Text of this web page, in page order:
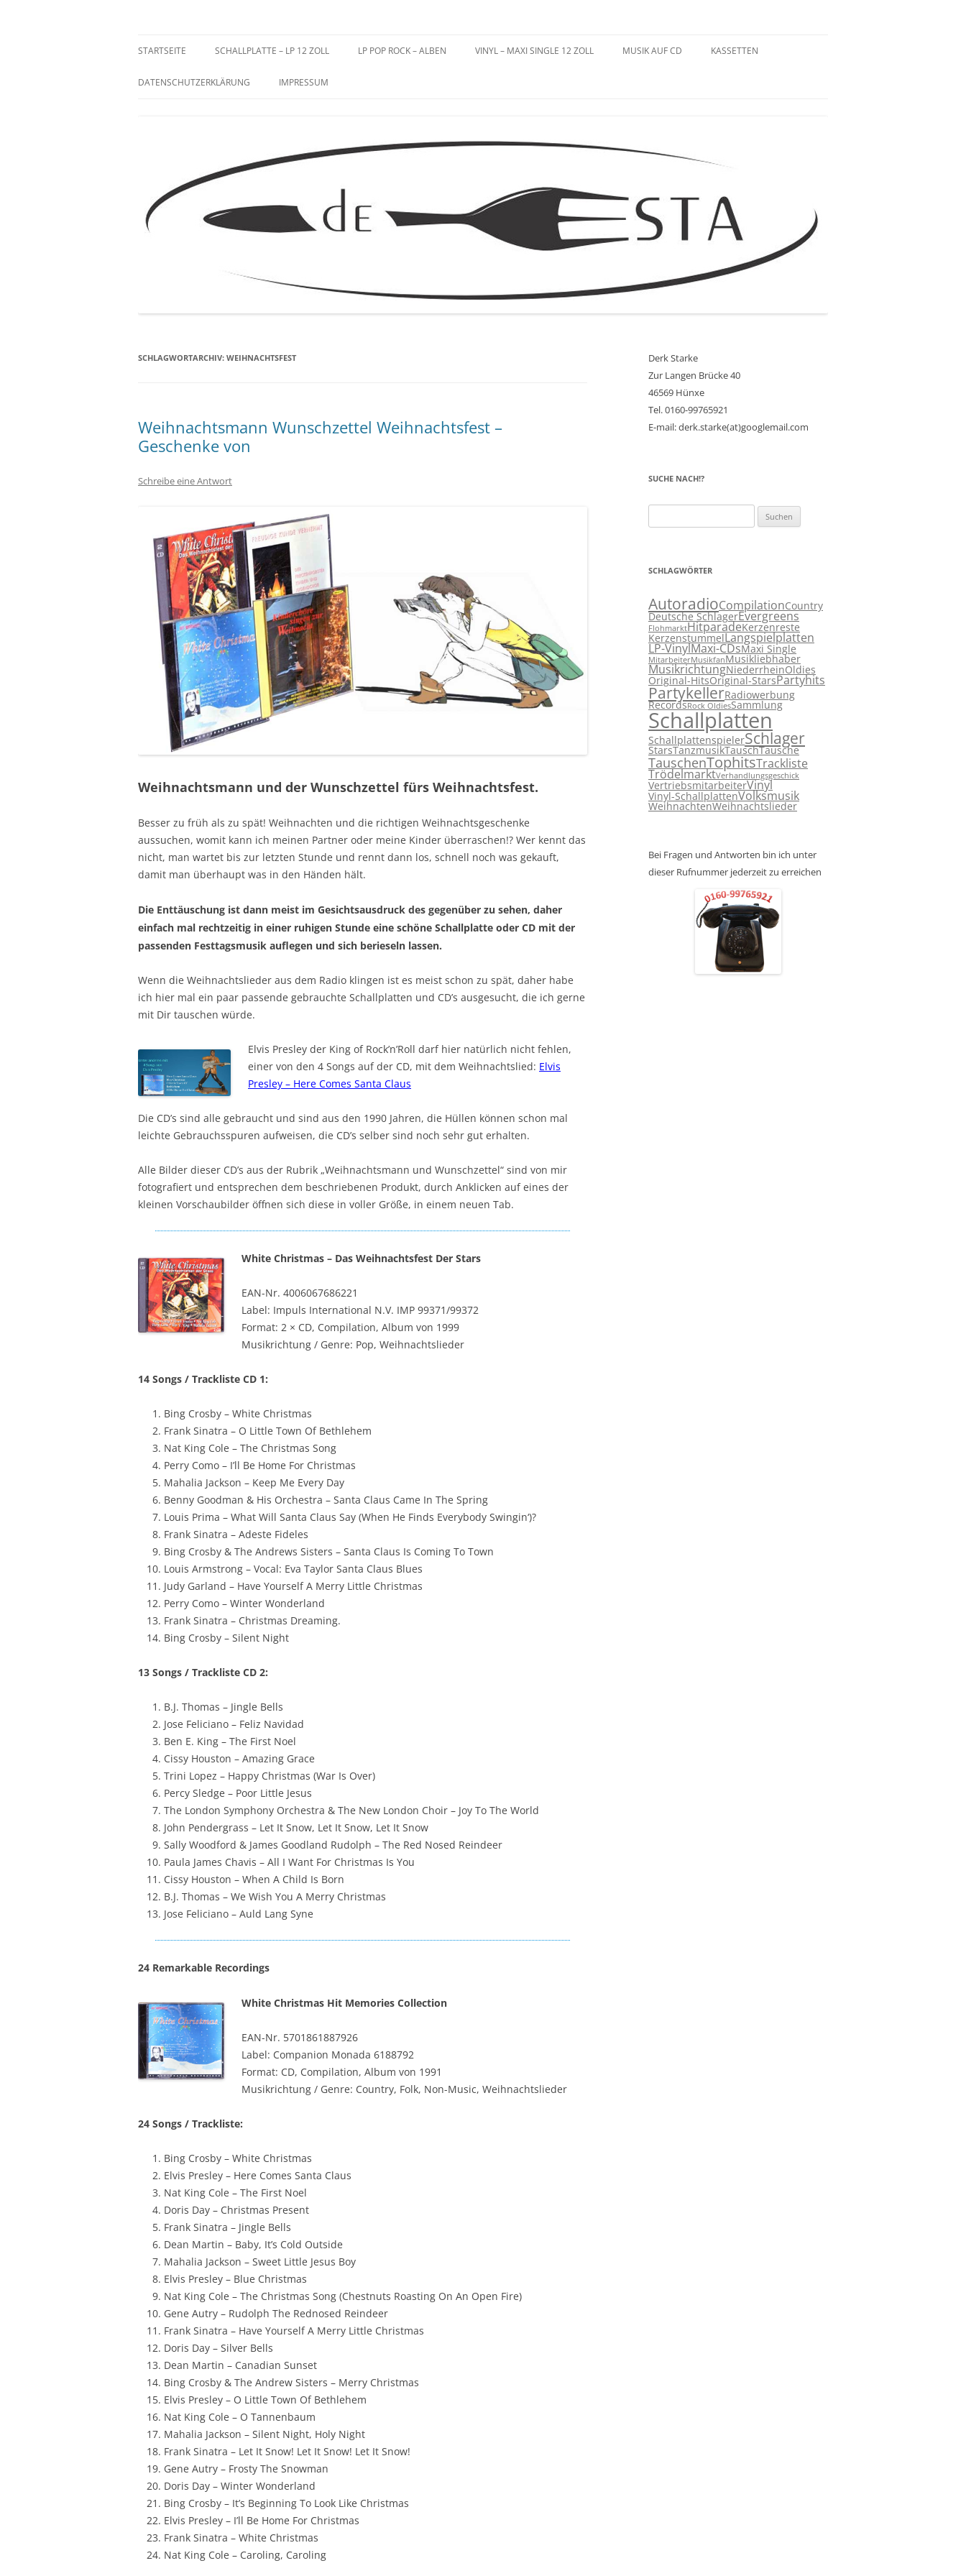
STARTSEITE SCHALLPLATTE – LP 12 ZOLL LP POP ROCK – ALBEN VINYL – MAXI SINGLE 12 ZOLL MUSIK AUF CD KASSETTEN
DATENSCHUTZERKLÄRUNG IMPRESSUM
SCHLAGWORTARCHIV: WEIHNACHTSFEST
Weihnachtsmann Wunschzettel Weihnachtsfest –
Geschenke von
Schreibe eine Antwort
Weihnachtsmann und der Wunschzettel fürs Weihnachtsfest.
Besser zu früh als zu spät! Weihnachten und die richtigen Weihnachtsgeschenke
aussuchen, womit kann ich meinen Partner oder meine Kinder überraschen!? Wer kennt das
nicht, man wartet bis zur letzten Stunde und rennt dann los, schnell noch was gekauft,
damit man überhaupt was in den Händen hält.
Die Enttäuschung ist dann meist im Gesichtsausdruck des gegenüber zu sehen, daher
einfach mal rechtzeitig in einer ruhigen Stunde eine schöne Schallplatte oder CD mit der
passenden Festtagsmusik auflegen und sich berieseln lassen.
Wenn die Weihnachtslieder aus dem Radio klingen ist es meist schon zu spät, daher habe
ich hier mal ein paar passende gebrauchte Schallplatten und CD’s ausgesucht, die ich gerne
mit Dir tauschen würde.
Elvis Presley der King of Rock’n’Roll darf hier natürlich nicht fehlen,
einer von den 4 Songs auf der CD, mit dem Weihnachtslied: Elvis
Presley – Here Comes Santa Claus
Die CD’s sind alle gebraucht und sind aus den 1990 Jahren, die Hüllen können schon mal
leichte Gebrauchsspuren aufweisen, die CD’s selber sind noch sehr gut erhalten.
Alle Bilder dieser CD’s aus der Rubrik „Weihnachtsmann und Wunschzettel“ sind von mir
fotografiert und entsprechen dem beschriebenen Produkt, durch Anklicken auf eines der
kleinen Vorschaubilder öffnen sich diese in voller Größe, in einem neuen Tab.
White Christmas – Das Weihnachtsfest Der Stars
EAN-Nr. 4006067686221
Label: Impuls International N.V. IMP 99371/99372
Format: 2 × CD, Compilation, Album von 1999
Musikrichtung / Genre: Pop, Weihnachtslieder
14 Songs / Trackliste CD 1:
Bing Crosby – White Christmas
Frank Sinatra – O Little Town Of Bethlehem
Nat King Cole – The Christmas Song
Perry Como – I’ll Be Home For Christmas
Mahalia Jackson – Keep Me Every Day
Benny Goodman & His Orchestra – Santa Claus Came In The Spring
Louis Prima – What Will Santa Claus Say (When He Finds Everybody Swingin‘)?
Frank Sinatra – Adeste Fideles
Bing Crosby & The Andrews Sisters – Santa Claus Is Coming To Town
Louis Armstrong – Vocal: Eva Taylor Santa Claus Blues
Judy Garland – Have Yourself A Merry Little Christmas
Perry Como – Winter Wonderland
Frank Sinatra – Christmas Dreaming.
Bing Crosby – Silent Night
13 Songs / Trackliste CD 2:
B.J. Thomas – Jingle Bells
Jose Feliciano – Feliz Navidad
Ben E. King – The First Noel
Cissy Houston – Amazing Grace
Trini Lopez – Happy Christmas (War Is Over)
Percy Sledge – Poor Little Jesus
The London Symphony Orchestra & The New London Choir – Joy To The World
John Pendergrass – Let It Snow, Let It Snow, Let It Snow
Sally Woodford & James Goodland Rudolph – The Red Nosed Reindeer
Paula James Chavis – All I Want For Christmas Is You
Cissy Houston – When A Child Is Born
B.J. Thomas – We Wish You A Merry Christmas
Jose Feliciano – Auld Lang Syne
24 Remarkable Recordings
White Christmas Hit Memories Collection
EAN-Nr. 5701861887926
Label: Companion Monada ‎6188792
Format: CD, Compilation, Album von 1991
Musikrichtung / Genre: Country, Folk, Non-Music, Weihnachtslieder
24 Songs / Trackliste:
Bing Crosby – White Christmas
Elvis Presley – Here Comes Santa Claus
Nat King Cole – The First Noel
Doris Day – Christmas Present
Frank Sinatra – Jingle Bells
Dean Martin – Baby, It’s Cold Outside
Mahalia Jackson – Sweet Little Jesus Boy
Elvis Presley – Blue Christmas
Nat King Cole – The Christmas Song (Chestnuts Roasting On An Open Fire)
Gene Autry – Rudolph The Rednosed Reindeer
Frank Sinatra – Have Yourself A Merry Little Christmas
Doris Day – Silver Bells
Dean Martin – Canadian Sunset
Bing Crosby & The Andrew Sisters – Merry Christmas
Elvis Presley – O Little Town Of Bethlehem
Nat King Cole – O Tannenbaum
Mahalia Jackson – Silent Night, Holy Night
Frank Sinatra – Let It Snow! Let It Snow! Let It Snow!
Gene Autry – Frosty The Snowman
Doris Day – Winter Wonderland
Bing Crosby – It’s Beginning To Look Like Christmas
Elvis Presley – I’ll Be Home For Christmas
Frank Sinatra – White Christmas
Nat King Cole – Caroling, Caroling
Derk Starke
Zur Langen Brücke 40
46569 Hünxe
Tel. 0160-99765921
E-mail: derk.starke(at)googlemail.com
SUCHE NACH!?
nach:
SCHLAGWÖRTER
AutoradioCompilationCountry
Deutsche SchlagerEvergreens
FlohmarktHitparadeKerzenreste
KerzenstummelLangspielplatten
LP-VinylMaxi-CDsMaxi Single
MitarbeiterMusikfanMusikliebhaber
MusikrichtungNiederrheinOldies
Original-HitsOriginal-StarsPartyhits
PartykellerRadiowerbung
RecordsRock OldiesSammlung
Schallplatten
SchallplattenspielerSchlager
StarsTanzmusikTauschTausche
TauschenTophitsTrackliste
TrödelmarktVerhandlungsgeschick
VertriebsmitarbeiterVinyl
Vinyl-SchallplattenVolksmusik
WeihnachtenWeihnachtslieder
Bei Fragen und Antworten bin ich unter
dieser Rufnummer jederzeit zu erreichen